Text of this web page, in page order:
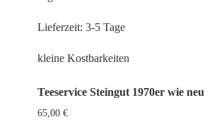
Lieferzeit: 3-5 Tage
kleine Kostbarkeiten
Teeservice Steingut 1970er wie neu
65,00 €